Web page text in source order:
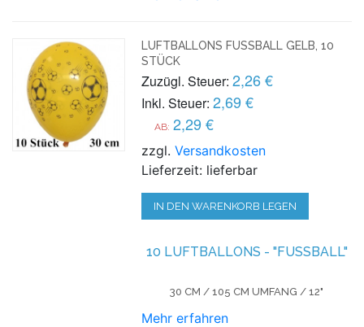
LUFTBALLONS FUSSBALL GELB, 10 S
TÜCK
Zuzügl. Steuer: 2,26 €
Inkl. Steuer: 2,69 €
AB: 2,29 €
zzgl.Versandkosten
Lieferzeit: lieferbar
IN DEN WARENKORB LEGEN
10 LUFTBALLONS - "FUSSBALL"
30 CM / 105 CM UMFANG / 12"
Mehr erfahren